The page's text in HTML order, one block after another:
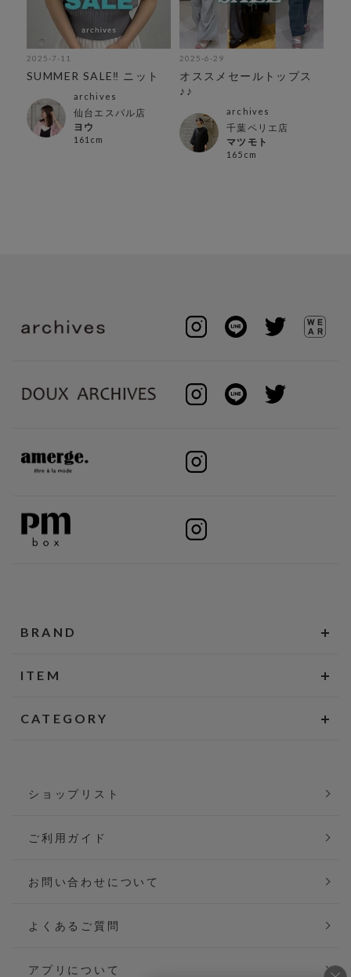
2025-7-11
SUMMER SALE‼︎ ニット
archives
仙台エスパル店
ヨウ
161cm
2025-6-29
オススメセールトップス
♪♪
archives
千葉ペリエ店
マツモト
165cm
BRAND
ITEM
CATEGORY
ショップリスト
ご利用ガイド
お問い合わせについて
よくあるご質問
アプリについて